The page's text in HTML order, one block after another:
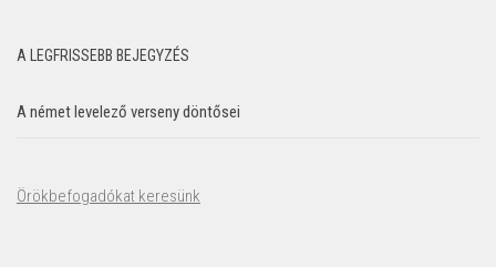
A LEGFRISSEBB BEJEGYZÉS
A német levelező verseny döntősei
Örökbefogadókat keresünk